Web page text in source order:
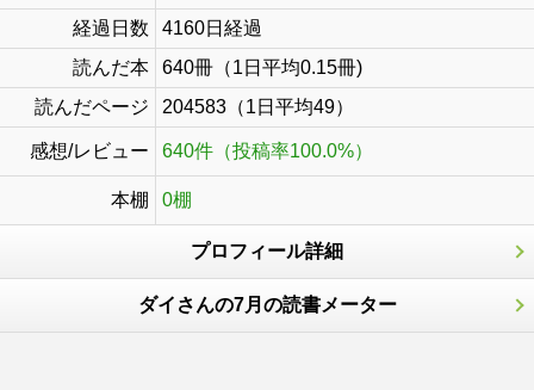
経過日数
4160日経過
読んだ本
640冊（1日平均0.15冊)
読んだページ
204583（1日平均49）
感想/レビュー 640件（投稿率100.0%）
本棚 0棚
プロフィール詳細
ダイさんの7月の読書メーター